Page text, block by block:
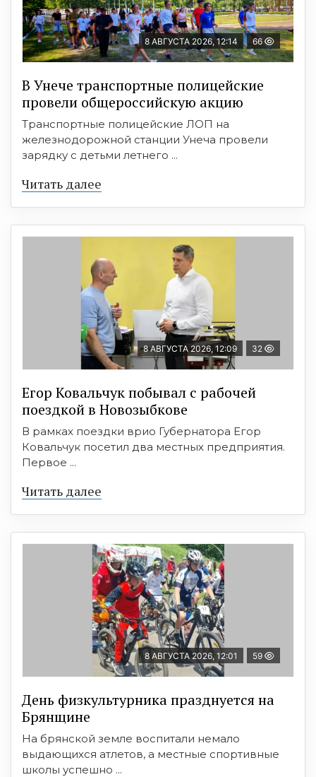
8 АВГУСТА 2026, 12:14 66
В Унече транспортные полицейские
провели общероссийскую акцию
Транспортные полицейские ЛОП на
железнодорожной станции Унеча провели
зарядку с детьми летнего ...
Читать далее
8 АВГУСТА 2026, 12:09 32
Егор Ковальчук побывал с рабочей
поездкой в Новозыбкове
В рамках поездки врио Губернатора Егор
Ковальчук посетил два местных предприятия.
Первое ...
Читать далее
8 АВГУСТА 2026, 12:01 59
День физкультурника празднуется на
Брянщине
На брянской земле воспитали немало
выдающихся атлетов, а местные спортивные
школы успешно ...